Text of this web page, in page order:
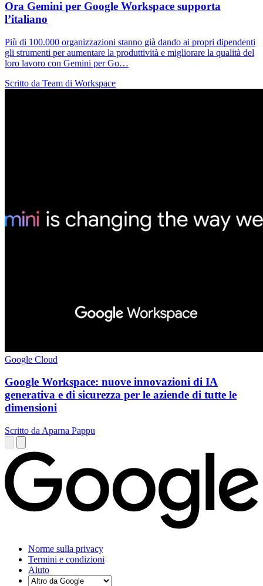
Ora Gemini per Google Workspace supporta
l’italiano
Più di 100.000 organizzazioni stanno già dando ai propri dipendenti
gli strumenti per aumentare la produttività e migliorare la qualità del
loro lavoro con Gemini per Go…
Scritto da Team di Workspace
Google Cloud
Google Workspace: nuove innovazioni di IA
generativa e di sicurezza per le aziende di tutte le
dimensioni
Scritto da Aparna Pappu
Norme sulla privacy
Termini e condizioni
Aiuto